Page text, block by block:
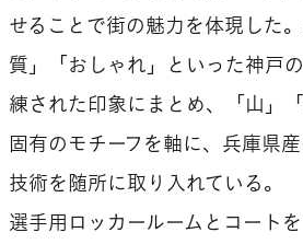
せることで街の魅力を体現した
質」「おしゃれ」といった神戸
練された印象にまとめ、「山」
固有のモチーフを軸に、兵庫県
技術を随所に取り入れている。
選手用ロッカールームとコート